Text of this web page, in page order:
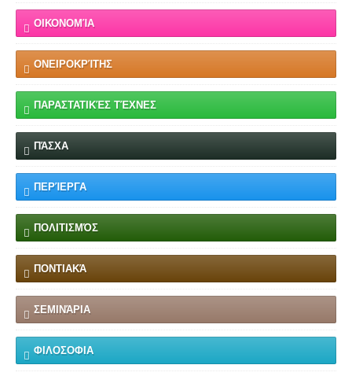
ΟΙΚΟΝΟΜΊΑ
ΟΝΕΙΡΟΚΡΊΤΗΣ
ΠΑΡΑΣΤΑΤΙΚΈΣ ΤΈΧΝΕΣ
ΠΆΣΧΑ
ΠΕΡΊΕΡΓΑ
ΠΟΛΙΤΙΣΜΌΣ
ΠΟΝΤΙΑΚΆ
ΣΕΜΙΝΆΡΙΑ
ΦΙΛΟΣΟΦΙΑ